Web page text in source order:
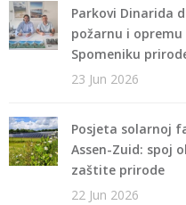
Parkovi Dinarida
požarnu i
Spomeniku
23 Jun 2026
Posjeta solarnoj
Assen-Zuid: spoj
zaštite prirode
22 Jun 2026